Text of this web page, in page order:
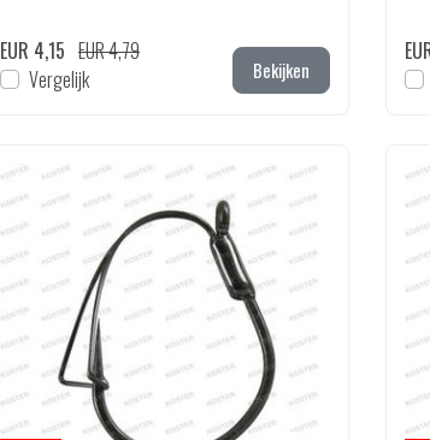
EUR 4,15 EUR 4,79
Vergelijk
Bekijken